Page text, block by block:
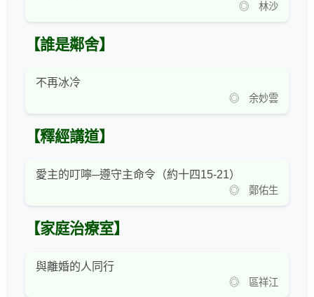
◎ 林沙
【誰是鄰舍】
不再冰冷
◎ 余妙雲
【釋經講道】
愛主的叮嚀─遵守主命令（約十四15-21）
◎ 鄭佑生
【家庭治療室】
與離婚的人同行
◎ 區祥江